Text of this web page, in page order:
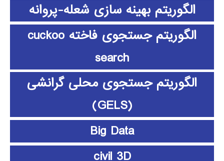
الگوریتم بهینه سازی شعله-پروانه
الگوریتم جستجوی فاخته cuckoo
search
الگوریتم جستجوی محلی گرانشی
(GELS)
Big Data
civil 3D